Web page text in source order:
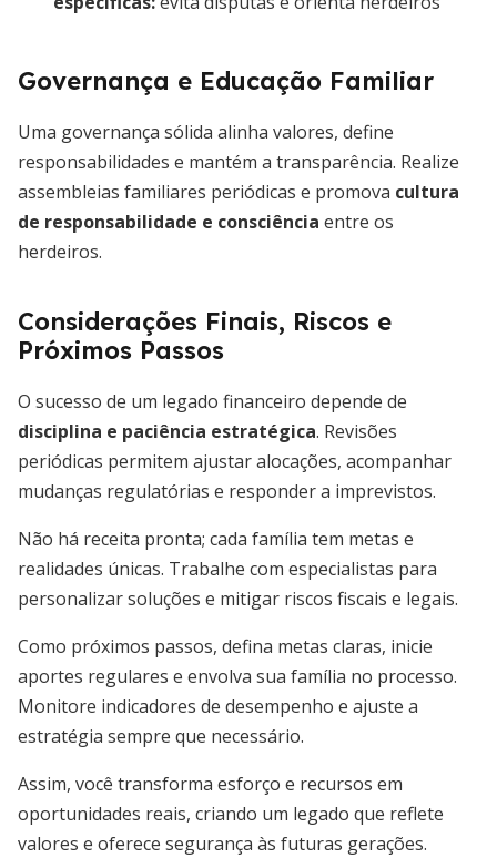
Governança e Educação Familiar
Uma governança sólida alinha valores, define
responsabilidades e mantém a transparência. Realize
assembleias familiares periódicas e promova cultura
de responsabilidade e consciência entre os
herdeiros.
Considerações Finais, Riscos e
Próximos Passos
O sucesso de um legado financeiro depende de
disciplina e paciência estratégica. Revisões
periódicas permitem ajustar alocações, acompanhar
mudanças regulatórias e responder a imprevistos.
Não há receita pronta; cada família tem metas e
realidades únicas. Trabalhe com especialistas para
personalizar soluções e mitigar riscos fiscais e legais.
Como próximos passos, defina metas claras, inicie
aportes regulares e envolva sua família no processo.
Monitore indicadores de desempenho e ajuste a
estratégia sempre que necessário.
Assim, você transforma esforço e recursos em
oportunidades reais, criando um legado que reflete
valores e oferece segurança às futuras gerações.